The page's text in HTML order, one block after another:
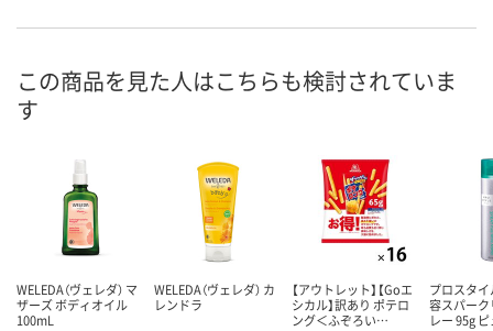
号
数量
カゴへ カ
この商品を見た人はこちらも検討されていま
す
WELEDA（ヴェレダ） マ
ザーズ ボディオイル
100mL
WELEDA（ヴェレダ） カ
レンドラ
【アウトレット】【Goエ
シカル】訳あり ポテロ
ング＜ふぞろい…
プロスタ
容スパー
レー 95g